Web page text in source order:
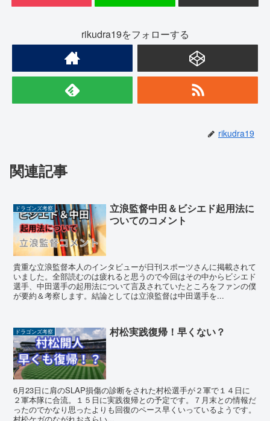
rikudra19をフォローする
rikudra19
関連記事
ドラゴンズ考察
立浪監督中田＆ビシエド起用法に
ついてのコメント
貴重な立浪監督本人のインタビューが日刊スポーツさんに掲載されて
いました。全部読むのは疲れると思うので今回はその中からビシエド
選手、中田選手の起用法について言及されていたところをファンの僕
が要約＆考察します。結論としては立浪監督は中田選手を...
ドラゴンズ考察 村松実践復帰！早くない？
6月23日に肩のSLAP損傷の診断をされた村松選手が２軍で１４日に
２軍本隊に合流。１５日に実践復帰との予定です。７月末との情報だ
ったのでかなり思ったよりも回復のペース早くいっているようです。